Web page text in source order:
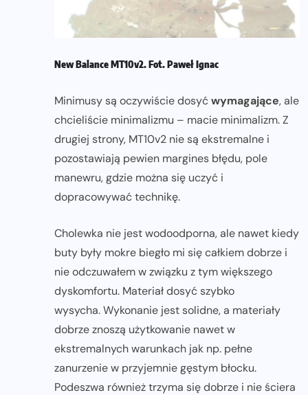
New Balance MT10v2. Fot. Paweł Ignac
Minimusy są oczywiście dosyćwymagające, ale
chcieliście minimalizmu – macie minimalizm. Z
drugiej strony, MT10v2 nie są ekstremalne i
pozostawiają pewien margines błędu, pole
manewru, gdzie można się uczyć i
dopracowywać technikę.
Cholewka nie jest wodoodporna, ale nawet kiedy
buty były mokre biegło mi się całkiem dobrze i
nie odczuwałem w związku z tym większego
dyskomfortu. Materiał dosyć szybko
wysycha. Wykonanie jest solidne, a materiały
dobrze znoszą użytkowanie nawet w
ekstremalnych warunkach jak np. pełne
zanurzenie w przyjemnie gęstym błocku.
Podeszwa również trzyma się dobrze i nie ściera